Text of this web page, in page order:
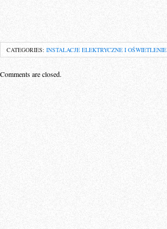
CATEGORIES: INSTALACJE ELEKTRYCZNE I OŚWIETLENIE
Comments are closed.